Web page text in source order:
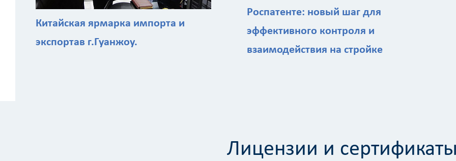
Китайская ярмарка импорта и
экспортав г.Гуанжоу.
Роспатенте: новый шаг для
эффективного контроля и
взаимодействия на стройке
Лицензии и